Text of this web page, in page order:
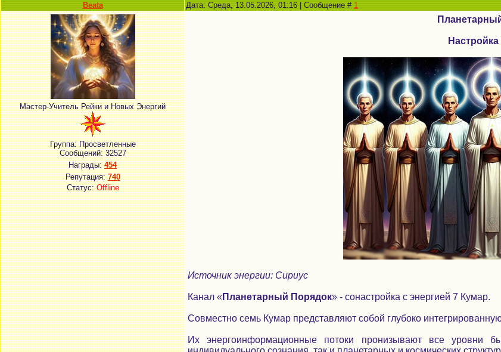
Beata
Дата: Среда, 13.05.2026, 01:16 | Сообщение # 1
Мастер-Учитель Рейки и Новых Энергий
Группа: Просветленные
Сообщений:32527
Награды:454
Репутация:740
Статус:Offline
Источник энергии: Сириус
Канал « Планетарный Порядок» - сонастройка с энергией 7 Кумар.
Совместно семь Кумар представляют собой глубоко
Их энергоинформационные потоки пронизывают все уровни